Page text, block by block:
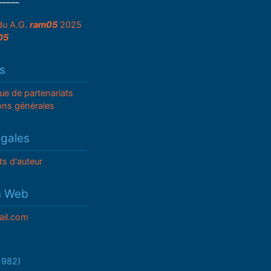
A.G. ram052025
de partenariats
générales
d'auteur
Web